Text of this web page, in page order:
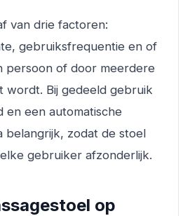
van drie factoren:
gebruiksfrequentie en of
persoon of door meerdere
wordt. Bij gedeeld gebruik
en een automatische
belangrijk, zodat de stoel
gebruiker afzonderlijk.
op